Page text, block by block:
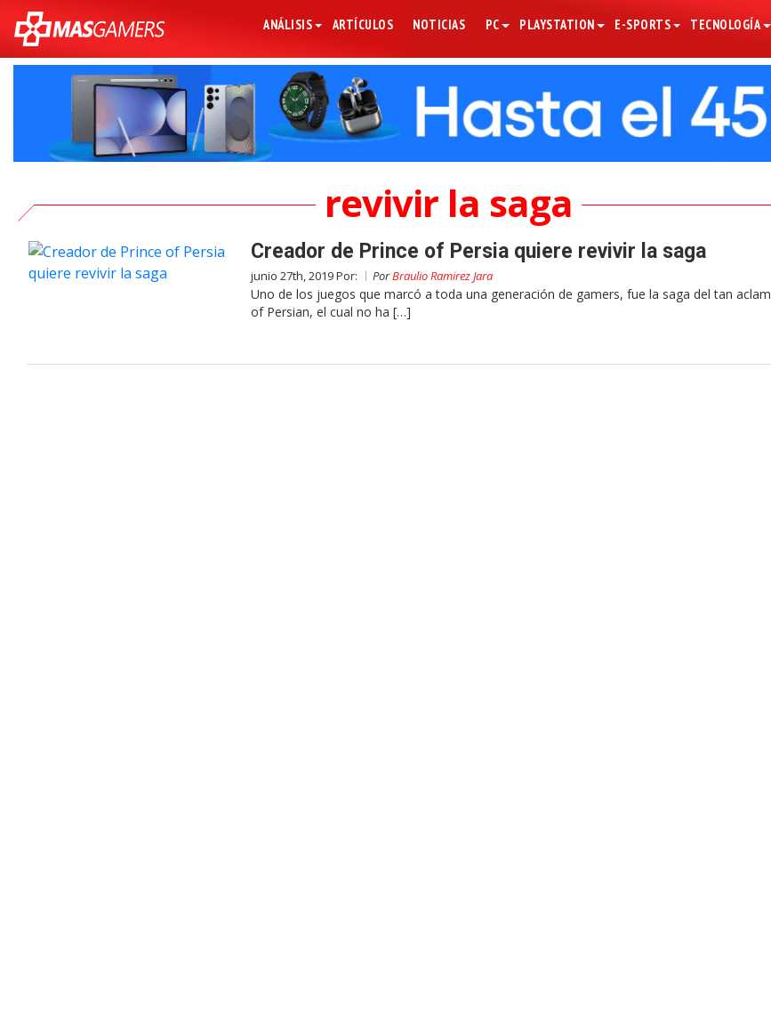
ANÁLISIS ARTÍCULOS NOTICIAS PC PLAYSTATION E-SPORTS TECNOLOGÍA
revivir la saga
Creador de Prince of Persia quiere revivir la saga
junio 27th, 2019 Por: PorBraulio Ramirez Jara
Uno de los juegos que marcó a toda una generación de gamers, fue la saga del tan
of Persian, el cual no ha […]